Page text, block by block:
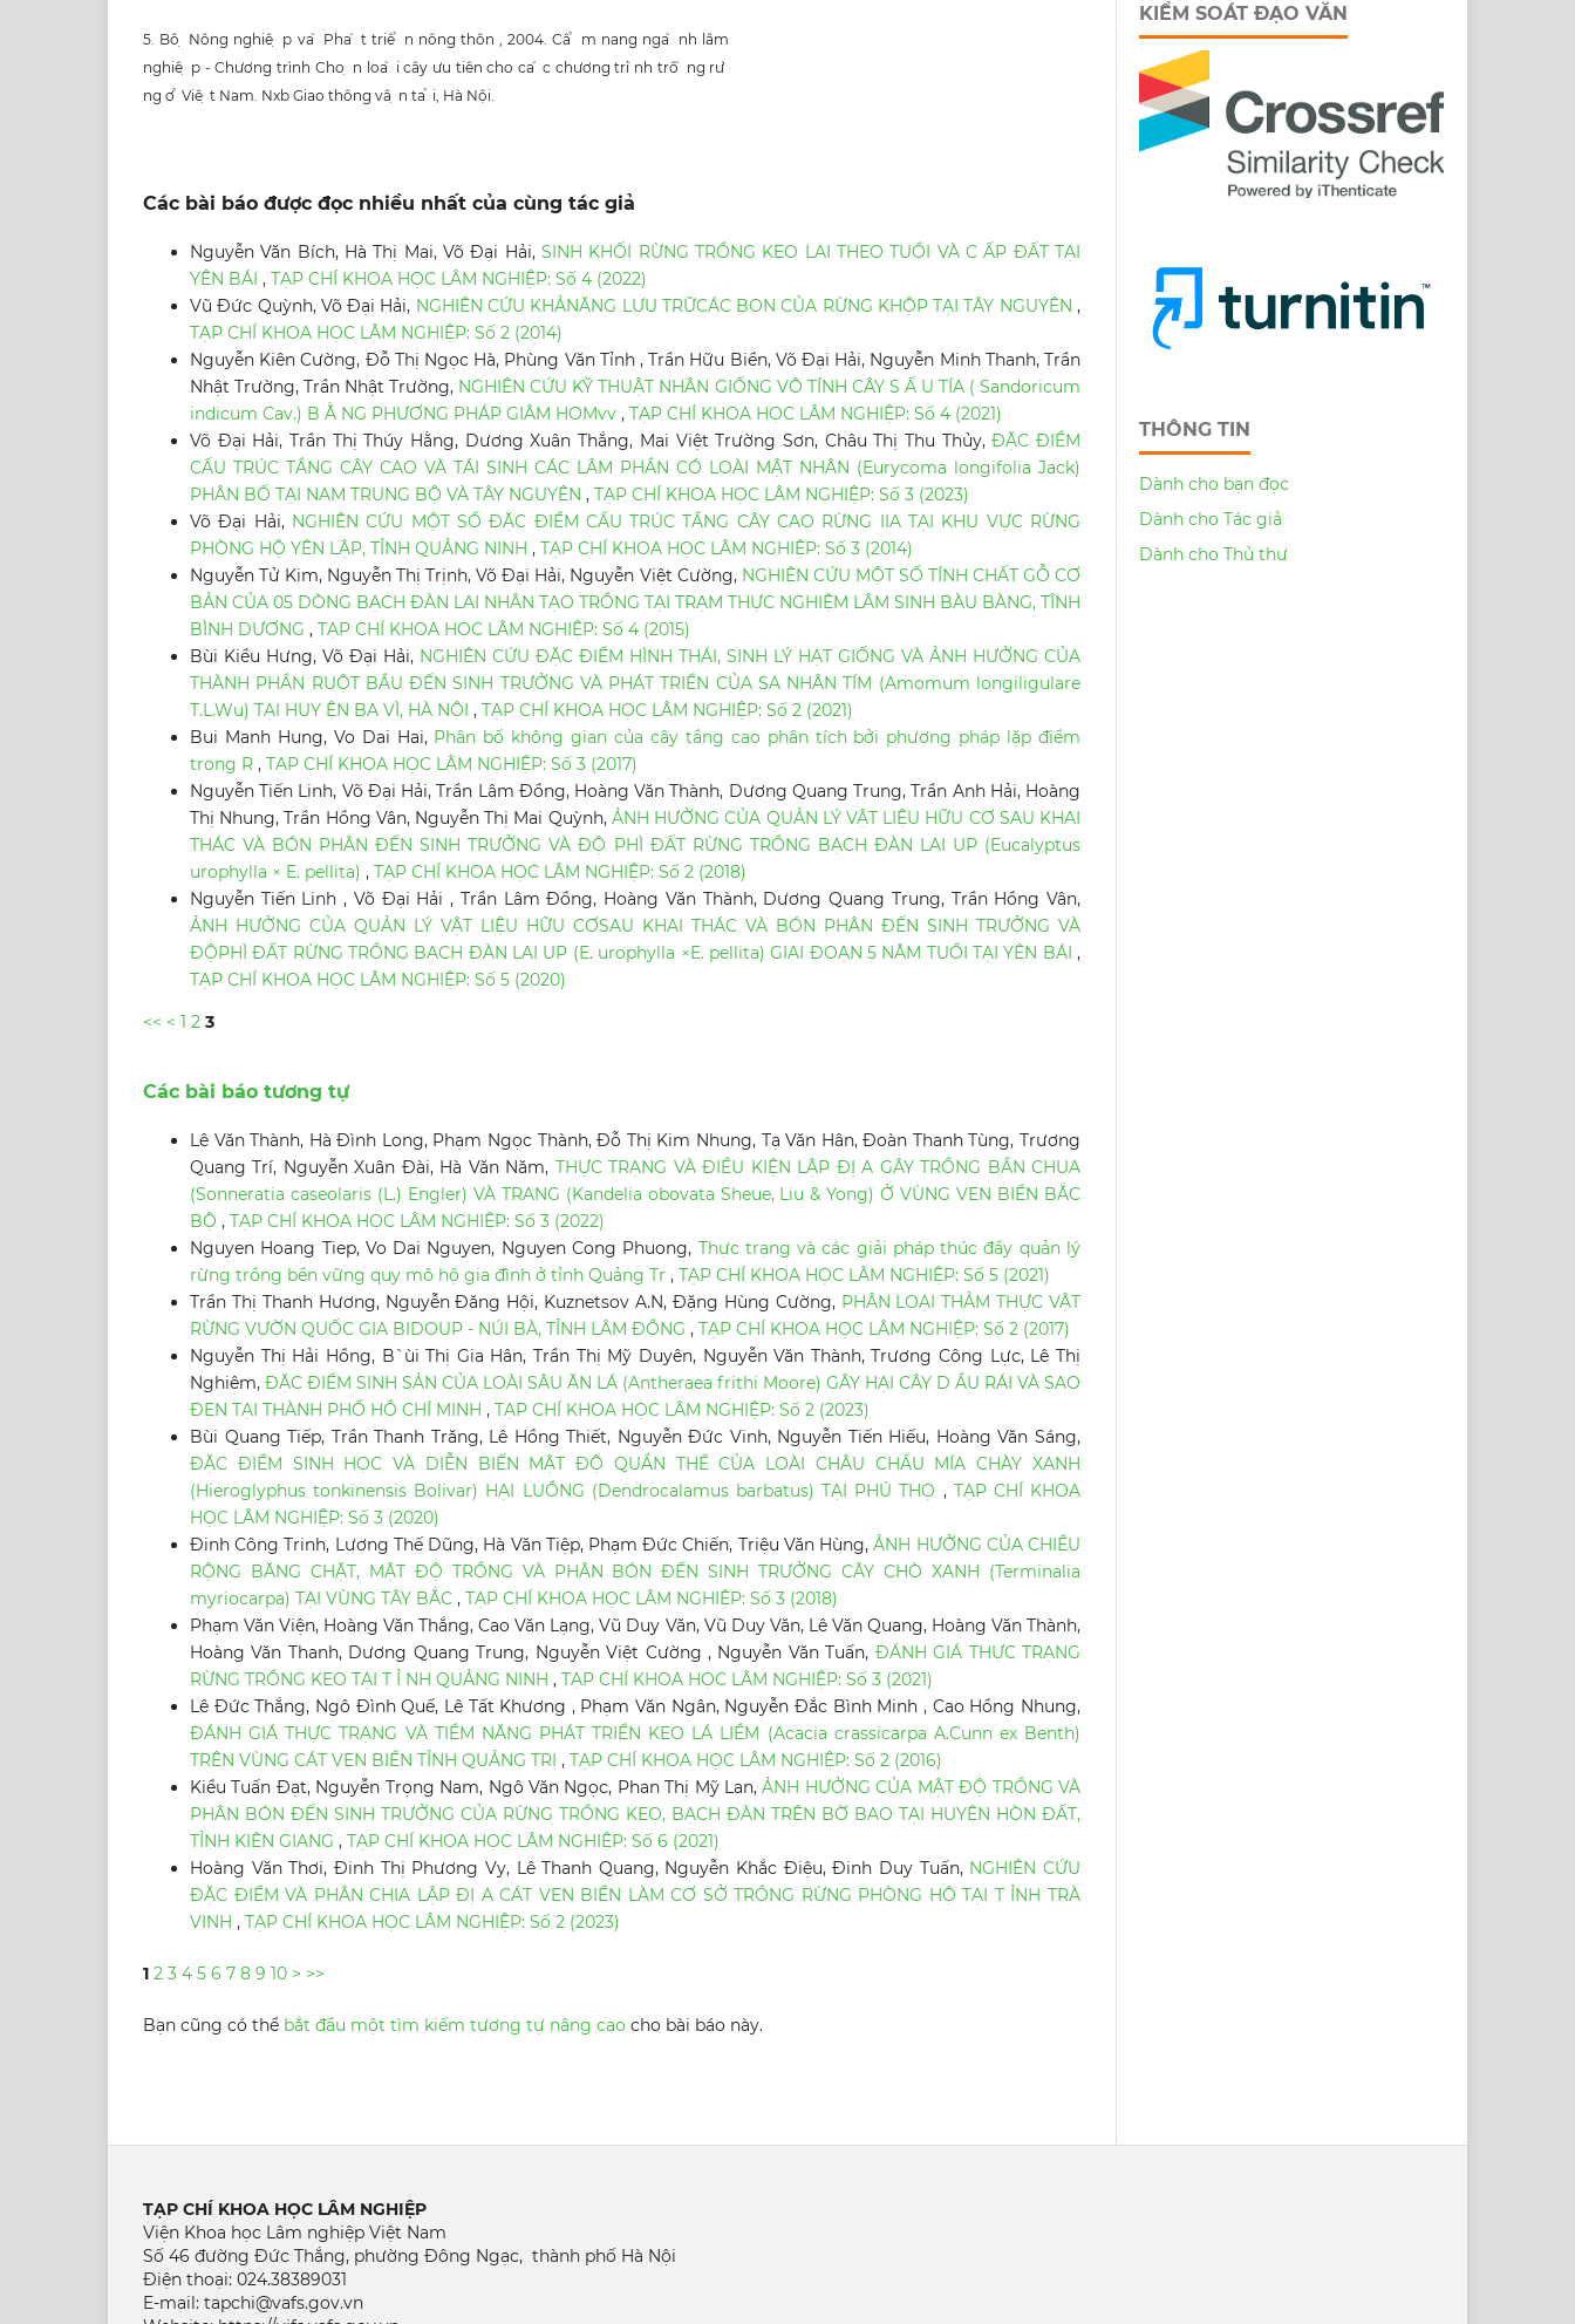
5. Bô ̣ Nông nghiê ̣ p va ̀ Pha ́ t triê ̉ n nông thôn , 2004. Câ ̉ m nang nga ̀ nh lâm
nghiê ̣ p - Chương trình Cho ̣ n loa ̀ i cây ưu tiên cho ca ́ c chương tri ̀nh trô ̀ ng rư ̀
ng ơ ̉ Viê ̣ t Nam. Nxb Giao thông vâ ̣ n ta ̉ i, Hà Nội.
Các bài báo được đọc nhiều nhất của cùng tác giả
Nguyễn Văn Bích, Hà Thị Mai, Võ Đại Hải, SINH KHỐI RỪNG TRỒNG KEO LAI THEO TUỔI VÀ C ẤP ĐẤT TẠI
YÊN BÁI , TẠP CHÍ KHOA HỌC LÂM NGHIỆP: Số 4 (2022)
Vũ Đức Quỳnh, Võ Đại Hải, NGHIÊN CỨU KHẢNĂNG LƯU TRỮCÁC BON CỦA RỪNG KHỘP TẠI TÂY NGUYÊN,
TẠP CHÍ KHOA HỌC LÂM NGHIỆP: Số 2 (2014)
Nguyễn Kiên Cường, Đỗ Thị Ngọc Hà, Phùng Văn Tỉnh , Trần Hữu Biển, Võ Đại Hải, Nguyễn Minh Thanh, Trần
Nhật Trường, Trần Nhật Trường, NGHIÊN CỨU KỸ THUẬT NHÂN GIỐNG VÔ TÍNH CÂY S Ấ U TÍA ( Sandoricum
indicum Cav.) B Ằ NG PHƯƠNG PHÁP GIÂM HOMvv , TẠP CHÍ KHOA HỌC LÂM NGHIỆP: Số 4 (2021)
Võ Đại Hải, Trần Thị Thúy Hằng, Dương Xuân Thắng, Mai Việt Trường Sơn, Châu Thị Thu Thủy,ĐẶC ĐIỂM
CẤU TRÚC TẦNG CÂY CAO VÀ TÁI SINH CÁC LÂM PHẦN CÓ LOÀI MẬT NHÂN (Eurycoma longifolia Jack)
PHÂN BỐ TẠI NAM TRUNG BỘ VÀ TÂY NGUYÊN , TẠP CHÍ KHOA HỌC LÂM NGHIỆP: Số 3 (2023)
Võ Đại Hải, NGHIÊN CỨU MỘT SỐ ĐẶC ĐIỂM CẤU TRÚC TẦNG CÂY CAO RỪNG IIA TẠI KHU VỰC RỪNG
PHÒNG HỘ YÊN LẬP, TỈNH QUẢNG NINH , TẠP CHÍ KHOA HỌC LÂM NGHIỆP: Số 3 (2014)
Nguyễn Tử Kim, Nguyễn Thị Trịnh, Võ Đại Hải, Nguyễn Việt Cường, NGHIÊN CỨU MỘT SỐ TÍNH CHẤT GỖ CƠ
BẢN CỦA 05 DÒNG BẠCH ĐÀN LAI NHÂN TẠO TRỒNG TẠI TRẠM THỰC NGHIỆM LÂM SINH BÀU BÀNG, TÎNH
BÌNH DƯƠNG , TẠP CHÍ KHOA HỌC LÂM NGHIỆP: Số 4 (2015)
Bùi Kiều Hưng, Võ Đại Hải, NGHIÊN CỨU ĐẶC ĐIỂM HÌNH THÁI, SINH LÝ HẠT GIỐNG VÀ ẢNH HƯỞNG CỦA
THÀNH PHẦN RUỘT BẦU ĐẾN SINH TRƯỞNG VÀ PHÁT TRIỂN CỦA SA NHÂN TÍM (Amomum longiligulare
T.L.Wu) TẠI HUY ỆN BA VÌ, HÀ NỘI , TẠP CHÍ KHOA HỌC LÂM NGHIỆP: Số 2 (2021)
Bui Manh Hung, Vo Dai Hai, Phân bố không gian của cây tầng cao phân tích bởi phương pháp lặp điểm
trong R , TẠP CHÍ KHOA HỌC LÂM NGHIỆP: Số 3 (2017)
Nguyễn Tiến Linh, Võ Đại Hải, Trần Lâm Đồng, Hoàng Văn Thành, Dương Quang Trung, Trần Anh Hải, Hoàng
Thị Nhung, Trần Hồng Vân, Nguyễn Thị Mai Quỳnh, ẢNH HƯỞNG CỦA QUẢN LÝ VẬT LIỆU HỮU CƠ SAU KHAI
THÁC VÀ BÓN PHÂN ĐẾN SINH TRƯỞNG VÀ ĐỘ PHÌ ĐẤT RỪNG TRỒNG BẠCH ĐÀN LAI UP (Eucalyptus
urophylla × E. pellita) , TẠP CHÍ KHOA HỌC LÂM NGHIỆP: Số 2 (2018)
Nguyễn Tiến Linh , Võ Đại Hải , Trần Lâm Đồng, Hoàng Văn Thành, Dương Quang Trung, Trần Hồng Vân,
ẢNH HƯỞNG CỦA QUẢN LÝ VẬT LIỆU HỮU CƠSAU KHAI THÁC VÀ BÓN PHÂN ĐẾN SINH TRƯỞNG VÀ
ĐỘPHÌ ĐẤT RỪNG TRỒNG BẠCH ĐÀN LAI UP (E. urophylla ×E. pellita) GIAI ĐOẠN 5 NĂM TUỔI TẠI YÊN BÁI ,
TẠP CHÍ KHOA HỌC LÂM NGHIỆP: Số 5 (2020)
<< < 1 2 3
Các bài báo tương tự
Lê Văn Thành, Hà Đình Long, Phạm Ngọc Thành, Đỗ Thị Kim Nhung, Tạ Văn Hân, Đoàn Thanh Tùng, Trương
Quang Trí, Nguyễn Xuân Đài, Hà Văn Năm, THỰC TRẠNG VÀ ĐIỀU KIỆN LẬP ĐỊ A GÂY TRỒNG BẦN CHUA
(Sonneratia caseolaris (L.) Engler) VÀ TRANG (Kandelia obovata Sheue, Liu & Yong) Ở VÙNG VEN BIỂN BẮC
BỘ , TẠP CHÍ KHOA HỌC LÂM NGHIỆP: Số 3 (2022)
Nguyen Hoang Tiep, Vo Dai Nguyen, Nguyen Cong Phuong, Thực trạng và các giải pháp thúc đẩy quản lý
rừng trồng bền vững quy mô hộ gia đình ở tỉnh Quảng Tr , TẠP CHÍ KHOA HỌC LÂM NGHIỆP: Số 5 (2021)
Trần Thị Thanh Hương, Nguyễn Đăng Hội, Kuznetsov A.N, Đặng Hùng Cường, PHÂN LOẠI THẢM THỰC VẬT
RỪNG VƯỜN QUỐC GIA BIDOUP - NÚI BÀ, TỈNH LÂM ĐỒNG , TẠP CHÍ KHOA HỌC LÂM NGHIỆP: Số 2 (2017)
Nguyễn Thị Hải Hồng, B`ùi Thị Gia Hân, Trần Thị Mỹ Duyên, Nguyễn Văn Thành, Trương Công Lực, Lê Thị
Nghiêm, ĐẶC ĐIỂM SINH SẢN CỦA LOÀI SÂU ĂN LÁ (Antheraea frithi Moore) GÂY HẠI CÂY D ẦU RÁI VÀ SAO
ĐEN TẠI THÀNH PHỐ HỒ CHÍ MINH , TẠP CHÍ KHOA HỌC LÂM NGHIỆP: Số 2 (2023)
Bùi Quang Tiếp, Trần Thanh Trăng, Lê Hồng Thiết, Nguyễn Đức Vinh, Nguyễn Tiến Hiếu, Hoàng Văn Sáng,
ĐẶC ĐIỂM SINH HỌC VÀ DIỄN BIẾN MẬT ĐỘ QUẦN THỂ CỦA LOÀI CHÂU CHẤU MÍA CHÀY XANH
(Hieroglyphus tonkinensis Bolivar) HẠI LUỒNG (Dendrocalamus barbatus) TẠI PHÚ THỌ , TẠP CHÍ KHOA
HỌC LÂM NGHIỆP: Số 3 (2020)
Đinh Công Trinh, Lương Thế Dũng, Hà Văn Tiệp, Phạm Đức Chiến, Triệu Văn Hùng,ẢNH HƯỞNG CỦA CHIỀU
RỘNG BĂNG CHẶT, MẬT ĐỘ TRỒNG VÀ PHÂN BÓN ĐẾN SINH TRƯỞNG CÂY CHÒ XANH (Terminalia
myriocarpa) TẠI VÙNG TÂY BẮC , TẠP CHÍ KHOA HỌC LÂM NGHIỆP: Số 3 (2018)
Phạm Văn Viện, Hoàng Văn Thắng, Cao Văn Lạng, Vũ Duy Văn, Vũ Duy Văn, Lê Văn Quang, Hoàng Văn Thành,
Hoàng Văn Thanh, Dương Quang Trung, Nguyễn Việt Cường , Nguyễn Văn Tuấn, ĐÁNH GIÁ THỰC TRẠNG
RỪNG TRỒNG KEO TẠI T Ỉ NH QUẢNG NINH , TẠP CHÍ KHOA HỌC LÂM NGHIỆP: Số 3 (2021)
Lê Đức Thắng, Ngô Đình Quế, Lê Tất Khương , Phạm Văn Ngân, Nguyễn Đắc Bình Minh , Cao Hồng Nhung,
ĐÁNH GIÁ THỰC TRẠNG VÀ TIỀM NĂNG PHÁT TRIỂN KEO LÁ LIỀM (Acacia crassicarpa A.Cunn ex Benth)
TRÊN VÙNG CÁT VEN BIỂN TỈNH QUẢNG TRỊ , TẠP CHÍ KHOA HỌC LÂM NGHIỆP: Số 2 (2016)
Kiều Tuấn Đạt, Nguyễn Trọng Nam, Ngô Văn Ngọc, Phan Thị Mỹ Lan,ẢNH HƯỞNG CỦA MẬT ĐỘ TRỒNG VÀ
PHÂN BÓN ĐẾN SINH TRƯỞNG CỦA RỪNG TRỒNG KEO, BẠCH ĐÀN TRÊN BỜ BAO TẠI HUYỆN HÒN ĐẤT,
TỈNH KIÊN GIANG , TẠP CHÍ KHOA HỌC LÂM NGHIỆP: Số 6 (2021)
Hoàng Văn Thơi, Đinh Thị Phương Vy, Lê Thanh Quang, Nguyễn Khắc Điệu, Đinh Duy Tuấn, NGHIÊN CỨU
ĐẶC ĐIỂM VÀ PHÂN CHIA LẬP ĐỊ A CÁT VEN BIỂN LÀM CƠ SỞ TRỒNG RỪNG PHÒNG HỘ TẠI T ỈNH TRÀ
VINH , TẠP CHÍ KHOA HỌC LÂM NGHIỆP: Số 2 (2023)
1 2 3 4 5 6 7 8 9 10 > >>
Bạn cũng có thể bắt đầu một tìm kiếm tương tự nâng cao cho bài báo này.
KIỂM SOÁT ĐẠO VĂN
THÔNG TIN
Dành cho bạn đọc
Dành cho Tác giả
Dành cho Thủ thư
TẠP CHÍ KHOA HỌC LÂM NGHIỆP
Viện Khoa học Lâm nghiệp Việt Nam
Số 46 đường Đức Thắng, phường Đông Ngạc, thành phố Hà Nội
Điện thoại: 024.38389031
E-mail: tapchi@vafs.gov.vn